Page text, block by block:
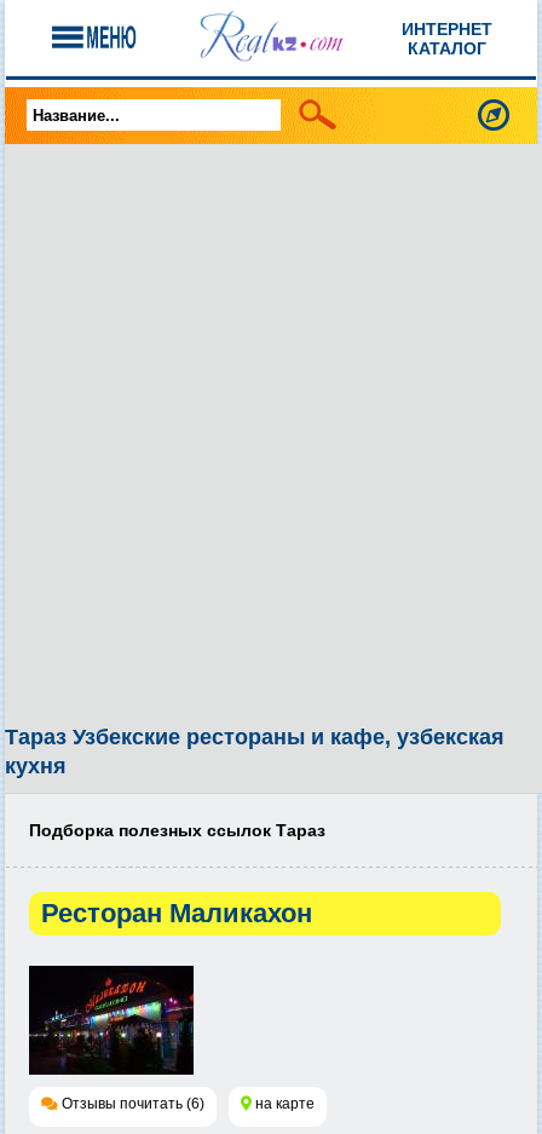
ИНТЕРНЕТ
КАТАЛОГ
Тараз Узбекские рестораны и кафе, узбекская
кухня
Подборка полезных ссылок Тараз
Ресторан Маликахон
Отзывы почитать (6) на карте